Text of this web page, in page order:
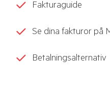
Fakturaguide
Se dina fakturor på
Betalningsalternativ